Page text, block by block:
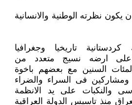
يكون نظرته الوطنية والانسانية
تاريخيا وجغرافيا
على ارضه نسيج متعدد من
السنين مع بعضهم باخوة
فى السراء والضراء
والنكبات على يد الانظمة
منذ تاسيس الدولة العراقية